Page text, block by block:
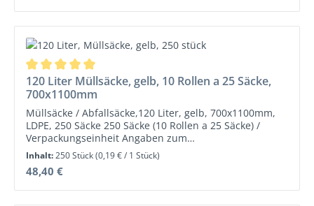
Datenblatt!)Abena Re-Seller GmbH, Liebigstraße 17,
0461 978 876-
29 info@abenareseller.de www.abenareseller.de
Durchschnittliche Bewertung von 5 von 5 Sternen
120 Liter Müllsäcke, gelb, 10 Rollen a 25 Säcke,
700x1100mm
Müllsäcke / Abfallsäcke,120 Liter, gelb, 700x1100mm,
LDPE, 250 Säcke 250 Säcke (10 Rollen a 25 Säcke) /
Verpackungseinheit Angaben zum
HerstellerInformationspflichten zur
Produktsicherheitsverordnung (Bitte lesen Sie die
Warnhinweise und Sicherheitsinformationen auf dem
Datenblatt!)Abena Re-Seller GmbH, Liebigstraße 17,
Inhalt:250 Stück(0,19 € / 1 Stück)
Regulärer Preis:
48,40 €